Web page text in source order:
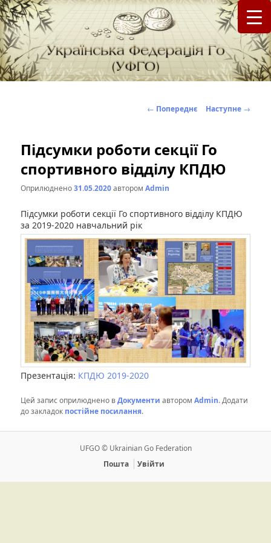
Українська Федерація Го (УФГО)
федерація Го (Бадук, Вейці) в Україні
Навігація
← Попереднє Наступне →
Підсумки роботи секції Го
спортивного відділу КПДЮ
Оприлюднено31.05.2020авторомAdmin
Підсумки роботи секції Го спортивного відділу КПДЮ
за 2019-2020 навчальний рік
Презентація: КПДЮ 2019-2020
Цей запис оприлюднено вДокументи авторомAdmin. Додати
до закладок постійне посилання.
UFGO © Ukrainian Go Federation
Пошта
Увійти